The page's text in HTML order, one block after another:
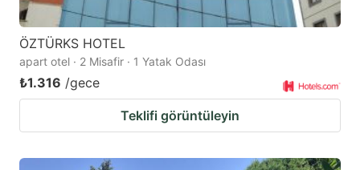
ÖZTÜRKS HOTEL
apart otel · 2 Misafir · 1 Yatak Odası
₺1.316 /gece
Teklifi görüntüleyin